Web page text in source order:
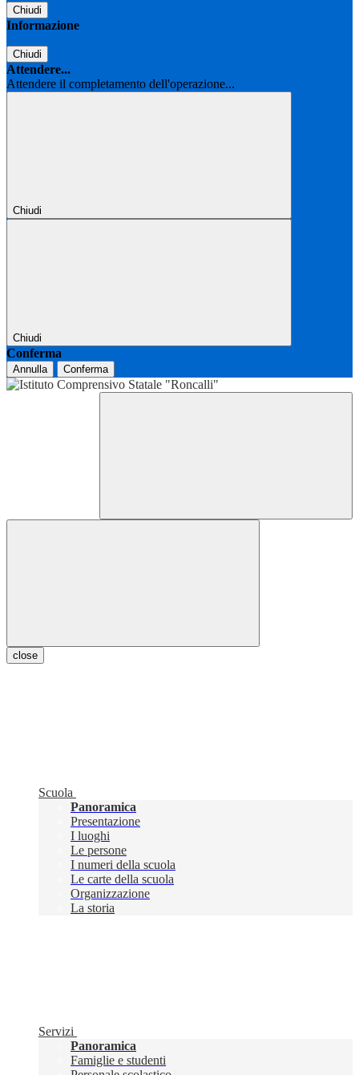
Chiudi
Informazione
Chiudi
Attendere...
Attendere il completamento dell'operazione...
Chiudi
Chiudi
Conferma
Annulla Conferma
close
Scuola
Panoramica
Presentazione
I luoghi
Le persone
I numeri della scuola
Le carte della scuola
Organizzazione
La storia
Servizi
Panoramica
Famiglie e studenti